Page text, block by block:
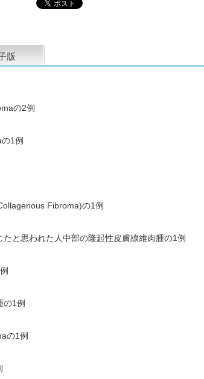
版
の2例
1例
Fibroma)の1例
と思われた人中部の隆起性皮膚線維肉腫の1例
の1例
の1例